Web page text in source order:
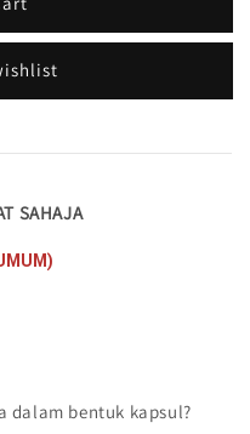
SAHAJA
dalam bentuk kapsul?